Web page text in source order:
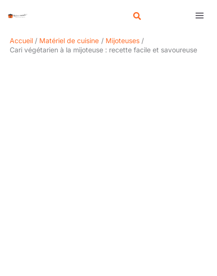
Accueil
Matériel de cuisine
Mijoteuses
Cari végétarien à la mijoteuse : recette facile et savoureuse
e
h